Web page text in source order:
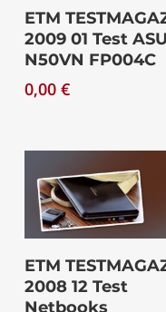
Download
ETM
2009 01 Test
N50VN FP004C
0,00 €
Download
ETM
2008 12 Test
Netbooks